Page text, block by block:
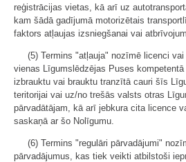
reģistrācijas vietas, kā arī uz
kam šādā gadījumā motorizētais
faktors atļaujas izsniegšanai vai
(5) Termins "atļauja" nozīmē licenci
vienas Līgumslēdzējas Puses
izbrauktu vai brauktu tranzītā cauri šīs
teritorijai vai uz/no trešās valsts otras
pārvadātājam, kā arī jebkura cita licence
saskaņā ar šo Nolīgumu.
(6) Termins "regulāri pārvadājumi"
pārvadājumus, kas tiek veikti atbilstoši